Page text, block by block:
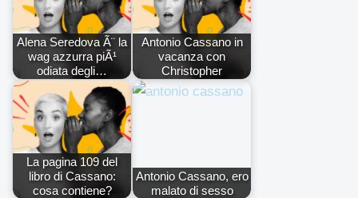
Alena Seredova Ã¨ la
wag azzurra piÃ¹
odiata degli…
Antonio Cassano in
vacanza con
Christopher
La pagina 109 del
libro di Cassano:
cosa contiene?
Antonio Cassano, ero
malato di sesso